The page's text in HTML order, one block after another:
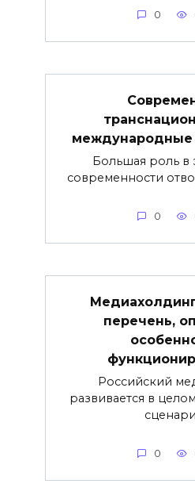
0
международные
Большая роль в
современности
0
перечень,
Российский
развивается в
0